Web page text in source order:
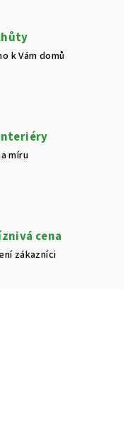
k Vám domů
míru
cena
zákazníci